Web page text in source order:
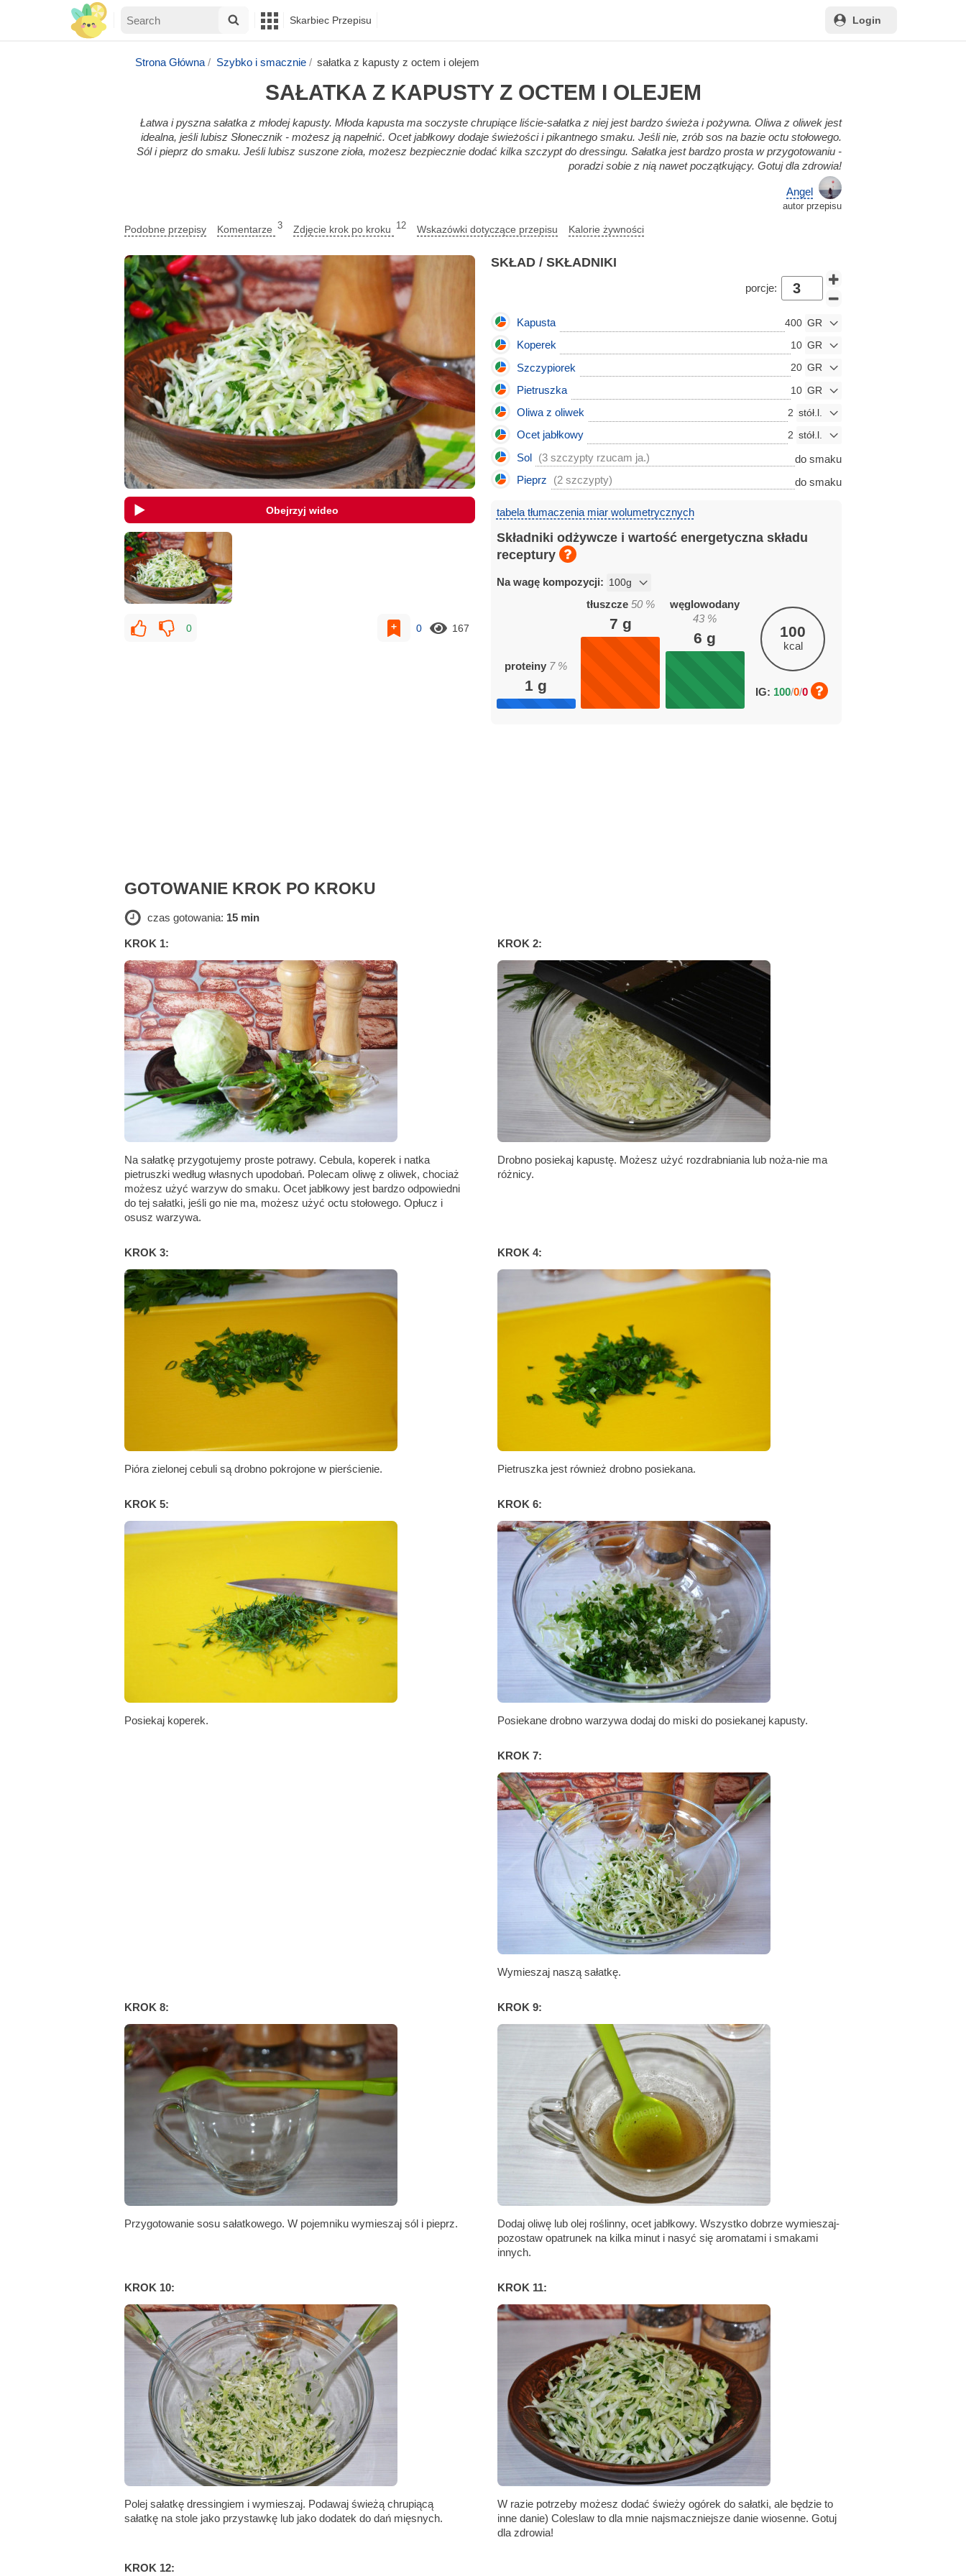
Skarbiec Przepisu Login
Strona Główna Szybko i smacznie sałatka z kapusty z octem i olejem
SAŁATKA Z KAPUSTY Z OCTEM I OLEJEM
Łatwa i pyszna sałatka z młodej kapusty. Młoda kapusta ma soczyste chrupiące liście-sałatka z niej jest bardzo świeża i pożywna. Oliwa z oliwek jest
idealna, jeśli lubisz Słonecznik - możesz ją napełnić. Ocet jabłkowy dodaje świeżości i pikantnego smaku. Jeśli nie, zrób sos na bazie octu stołowego.
Sól i pieprz do smaku. Jeśli lubisz suszone zioła, możesz bezpiecznie dodać kilka szczypt do dressingu. Sałatka jest bardzo prosta w przygotowaniu -
poradzi sobie z nią nawet początkujący. Gotuj dla zdrowia!
Angel
autor przepisu
Podobne przepisy Komentarze 3 Zdjęcie krok po kroku 12 Wskazówki dotyczące przepisu Kalorie żywności
Obejrzyj wideo
0 0 167
SKŁAD / SKŁADNIKI
porcje:
Kapusta 400
Koperek 10
Szczypiorek 20
Pietruszka 10
Oliwa z oliwek 2
Ocet jabłkowy 2
Sol (3 szczypty rzucam ja.)
do smaku
Pieprz
(2 szczypty) do smaku
tabela tłumaczenia miar wolumetrycznych
Składniki odżywcze i wartość energetyczna składu
receptury
Na wagę kompozycji:
proteiny 7%
1 g
tłuszcze 50%
7 g
węglowodany
43 %
6 g 100
kcal
IG: 100/0/0
GOTOWANIE KROK PO KROKU
czas gotowania: 15 min
KROK 1:
Na sałatkę przygotujemy proste potrawy. Cebula, koperek i natka
pietruszki według własnych upodobań. Polecam oliwę z oliwek, chociaż
możesz użyć warzyw do smaku. Ocet jabłkowy jest bardzo odpowiedni
do tej sałatki, jeśli go nie ma, możesz użyć octu stołowego. Opłucz i
osusz warzywa.
KROK 2:
Drobno posiekaj kapustę. Możesz użyć rozdrabniania lub noża-nie ma
różnicy.
KROK 3:
Pióra zielonej cebuli są drobno pokrojone w pierścienie.
KROK 4:
Pietruszka jest również drobno posiekana.
KROK 5:
Posiekaj koperek.
KROK 6:
Posiekane drobno warzywa dodaj do miski do posiekanej kapusty.
KROK 7:
Wymieszaj naszą sałatkę.
KROK 8:
Przygotowanie sosu sałatkowego. W pojemniku wymieszaj sól i pieprz.
KROK 9:
Dodaj oliwę lub olej roślinny, ocet jabłkowy. Wszystko dobrze wymieszaj-
pozostaw opatrunek na kilka minut i nasyć się aromatami i smakami
innych.
KROK 10:
Polej sałatkę dressingiem i wymieszaj. Podawaj świeżą chrupiącą
sałatkę na stole jako przystawkę lub jako dodatek do dań mięsnych.
KROK 11:
W razie potrzeby możesz dodać świeży ogórek do sałatki, ale będzie to
inne danie) Coleslaw to dla mnie najsmaczniejsze danie wiosenne. Gotuj
dla zdrowia!
KROK 12: